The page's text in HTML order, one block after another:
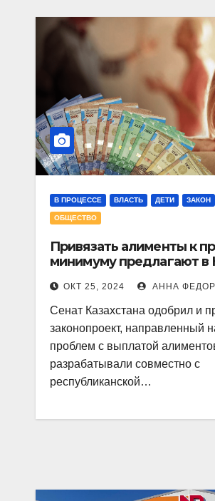
В ПРОЦЕССЕ ВЛАСТЬ ДЕТИ ЗАКОН
ОБЩЕСТВО
Привязать алименты к
минимуму предлагают в
ОКТ 25, 2024 АННА
Сенат Казахстана одобрил и
законопроект, направленный
проблем с выплатой
разрабатывали совместно с
республиканской…